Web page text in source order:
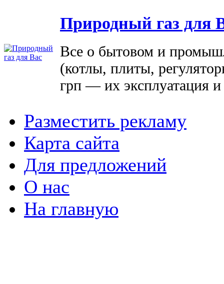
Природный газ для
Все о бытовом и
(котлы, плиты,
грп — их эксплуатация
Разместить рекламу
Карта сайта
Для предложений
О нас
На главную